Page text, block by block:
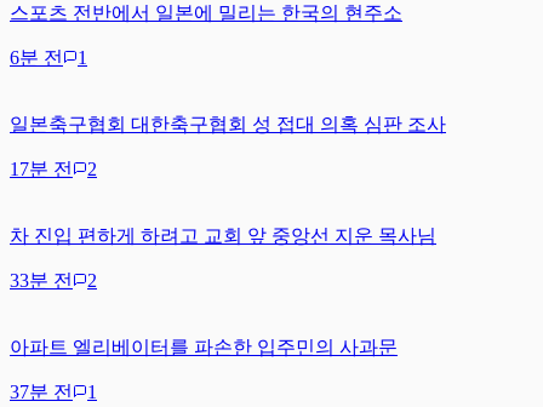
스포츠 전반에서 일본에 밀리는 한국의 현주소
6분 전 1
일본축구협회 대한축구협회 성 접대 의혹 심판 조사
17분 전 2
차 진입 편하게 하려고 교회 앞 중앙선 지운 목사님
33분 전 2
아파트 엘리베이터를 파손한 입주민의 사과문
37분 전 1